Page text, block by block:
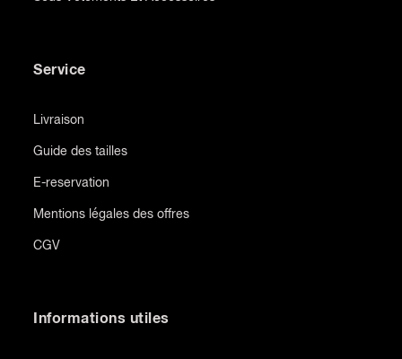
Service
Livraison
Guide des tailles
E-reservation
Mentions légales des offres
CGV
Informations utiles